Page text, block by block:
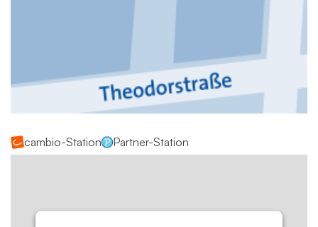
cambio-Station Partner-Station